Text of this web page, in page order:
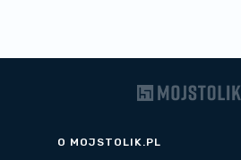
O MOJSTOLIK.PL